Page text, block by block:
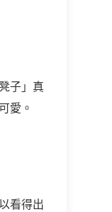
子」真
愛。
看得出